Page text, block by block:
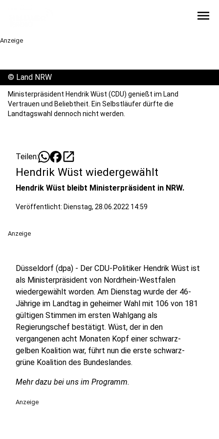
menu
Anzeige
© Land NRW
Ministerpräsident Hendrik Wüst (CDU) genießt im Land
Vertrauen und Beliebtheit. Ein Selbstläufer dürfte die
Landtagswahl dennoch nicht werden.
Teilen: open_in_new
Hendrik Wüst wiedergewählt
Hendrik Wüst bleibt Ministerpräsident in NRW.
Veröffentlicht: Dienstag, 28.06.2022 14:59
Anzeige
Düsseldorf (dpa) - Der CDU-Politiker Hendrik Wüst ist
als Ministerpräsident von Nordrhein-Westfalen
wiedergewählt worden. Am Dienstag wurde der 46-
Jährige im Landtag in geheimer Wahl mit 106 von 181
gültigen Stimmen im ersten Wahlgang als
Regierungschef bestätigt. Wüst, der in den
vergangenen acht Monaten Kopf einer schwarz-
gelben Koalition war, führt nun die erste schwarz-
grüne Koalition des Bundeslandes.
Mehr dazu bei uns im Programm.
Anzeige